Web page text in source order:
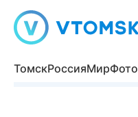
ТомскРоссияМирФото